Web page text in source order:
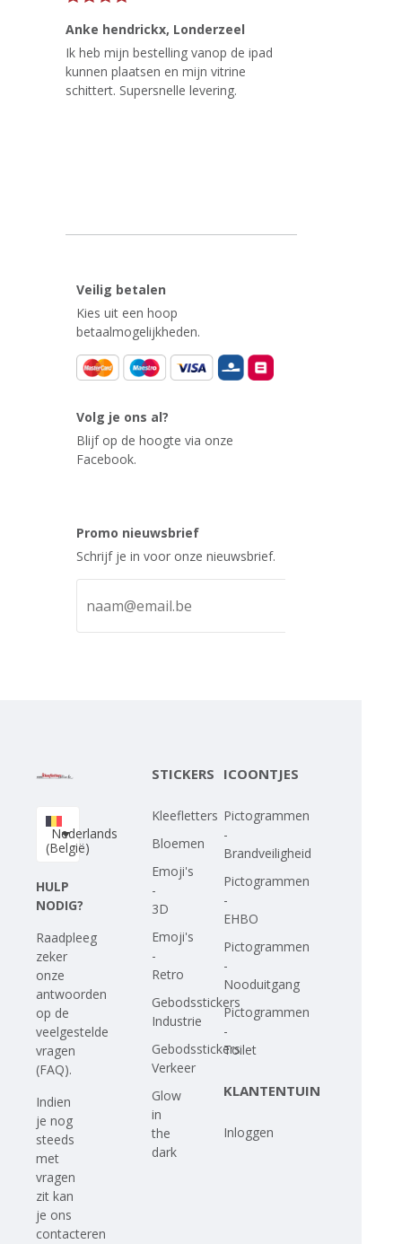
Anke hendrickx, Londerzeel
Ik heb mijn bestelling vanop de ipad
kunnen plaatsen en mijn vitrine
schittert. Supersnelle levering.
Veilig betalen
Kies uit een hoop
betaalmogelijkheden.
Volg je ons al?
Blijf op de hoogte via onze
Facebook.
Promo nieuwsbrief
Schrijf je in voor onze nieuwsbrief.
Nederlands
(België)
HULP
NODIG?
Raadpleeg
zeker
onze
antwoorden
op de
veelgestelde
vragen
(FAQ).
Indien
je nog
steeds
met
vragen
zit kan
je ons
contacteren
STICKERS
Kleefletters
Bloemen
Emoji's
-
3D
Emoji's
-
Retro
Gebodsstickers
Industrie
Gebodsstickers
Verkeer
Glow
in
the
dark
ICOONTJES
Pictogrammen
-
Brandveiligheid
Pictogrammen
-
EHBO
Pictogrammen
-
Nooduitgang
Pictogrammen
-
Toilet
KLANTENTUIN
Inloggen